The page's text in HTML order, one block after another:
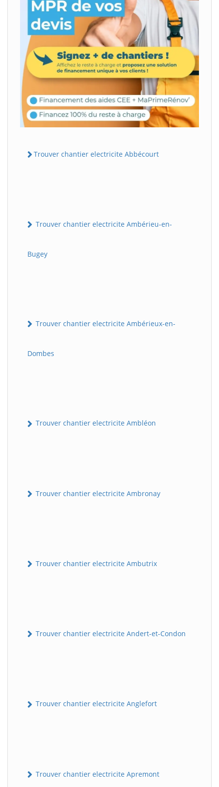
Trouver chantier electricite Abbécourt
Trouver chantier electricite Ambérieu-en-
Bugey
Trouver chantier electricite Ambérieux-en-
Dombes
Trouver chantier electricite Ambléon
Trouver chantier electricite Ambronay
Trouver chantier electricite Ambutrix
Trouver chantier electricite Andert-et-Condon
Trouver chantier electricite Anglefort
Trouver chantier electricite Apremont